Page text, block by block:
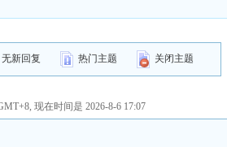
新回复 热门主题 关闭主题
现在时间是 2026-8-6 17:07